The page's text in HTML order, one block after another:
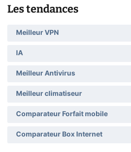
Les tendances
Meilleur VPN
IA
Meilleur Antivirus
Meilleur climatiseur
Comparateur Forfait mobile
Comparateur Box Internet